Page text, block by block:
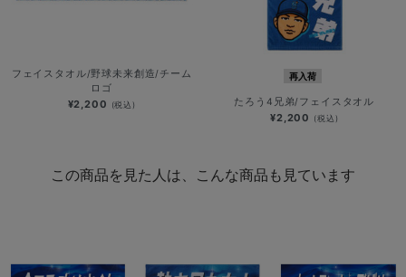
フェイスタオル/野球未来創造/チーム
ロゴ
¥2,200 (税込)
再入荷
たろう4兄弟/フェイスタオル
¥2,200 (税込)
この商品を見た人は、こんな商品も見ています